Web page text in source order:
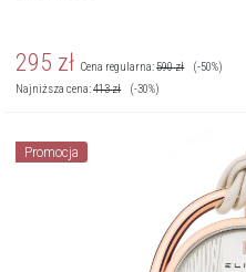
295 zł Cena regularna:590zł
(-50%)
Najniższa cena:413zł (-30%)
Promocja